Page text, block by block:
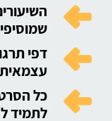
דפי
כל
לתמיד